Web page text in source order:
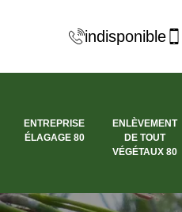
indisponible
ENTREPRISE
ÉLAGAGE 80
ENLÈVEMENT
DE TOUT
VÉGÉTAUX 80